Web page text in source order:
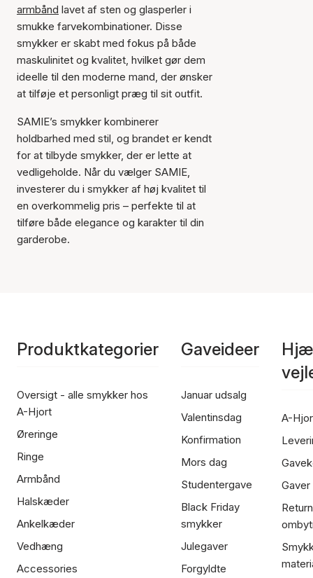
armbånd lavet af sten og glasperler i
smukke farvekombinationer. Disse
smykker er skabt med fokus på både
maskulinitet og kvalitet, hvilket gør dem
ideelle til den moderne mand, der ønsker
at tilføje et personligt præg til sit outfit.
SAMIE’s smykker kombinerer
holdbarhed med stil, og brandet er kendt
for at tilbyde smykker, der er lette at
vedligeholde. Når du vælger SAMIE,
investerer du i smykker af høj kvalitet til
en overkommelig pris – perfekte til at
tilføre både elegance og karakter til din
garderobe.
Produktkategorier
Oversigt - alle smykker hos
A-Hjort
Øreringe
Ringe
Armbånd
Halskæder
Ankelkæder
Vedhæng
Accessories
Gaveideer
Januar udsalg
Valentinsdag
Konfirmation
Mors dag
Studentergave
Black Friday
smykker
Julegaver
Forgyldte
A-